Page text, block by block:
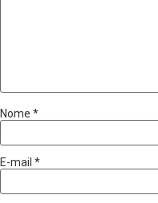
Nome *
E-mail *